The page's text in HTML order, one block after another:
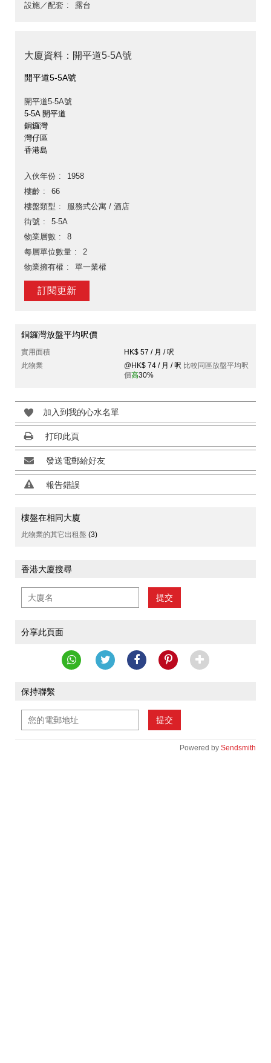
設施／配套
露台
大廈資料：開平道5-5A號
開平道5-5A號
開平道5-5A號
5-5A 開平道
銅鑼灣
灣仔區
香港島
入伙年份
1958
樓齡
66
樓盤類型
服務式公寓 / 酒店
街號
5-5A
物業層數
8
每層單位數量
2
物業擁有權
單一業權
訂閱更新
銅鑼灣放盤平均呎價
實用面積
HK$ 57 / 月 / 呎
此物業
@HK$ 74 / 月 / 呎 比較同區放盤平均呎
價高30%
加入到我的心水名單
打印此頁
發送電郵給好友
報告錯誤
樓盤在相同大廈
此物業的其它出租盤 (3)
香港大廈搜尋
提交
分享此頁面
保持聯繫
提交
Powered by Sendsmith